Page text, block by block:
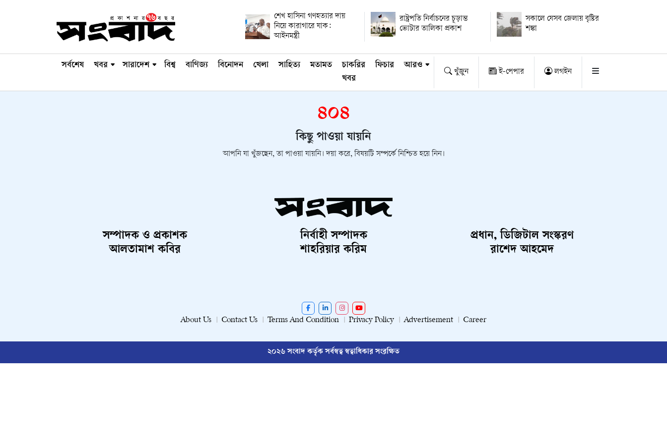
শেখ হাসিনা গণহত্যার দায়
নিয়ে কারাগারে যাক:
আইনমন্ত্রী
রাষ্ট্রপতি নির্বাচনের চূড়ান্ত
ভোটার তালিকা প্রকাশ
সকালে যেসব জেলায় বৃষ্টির
শঙ্কা
সর্বশেষ খবর সারাদেশ বিশ্ব বাণিজ্য বিনোদন খেলা সাহিত্য মতামত
চাকরির
খবর
ফিচার আরও
খুঁজুন ই-পেপার লগইন
৪০৪
কিছু পাওয়া যায়নি
আপনি যা খুঁজছেন, তা পাওয়া যায়নি। দয়া করে, বিষয়টি সম্পর্কে নিশ্চিত হয়ে নিন।
সম্পাদক ও প্রকাশক
আলতামাশ কবির
নির্বাহী সম্পাদক
শাহরিয়ার করিম
প্রধান, ডিজিটাল সংস্করণ
রাশেদ আহমেদ
About Us Contact Us Terms And Condition Privacy Policy Advertisement Career
২০২৬ সংবাদ কর্তৃক সর্বস্বত্ব স্বত্বাধিকার সংরক্ষিত